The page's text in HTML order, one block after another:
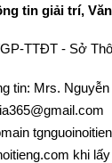
tin giải trí,
TTĐT - Sở
tin: Mrs.
khi